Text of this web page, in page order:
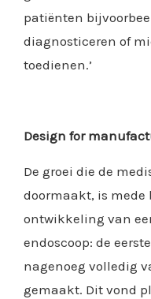
patiënten
diagnosticeren of
toedienen.’
Design for
De groei die de
doormaakt, is mede
ontwikkeling van
endoscoop: de
nagenoeg volledig
gemaakt. Dit vond